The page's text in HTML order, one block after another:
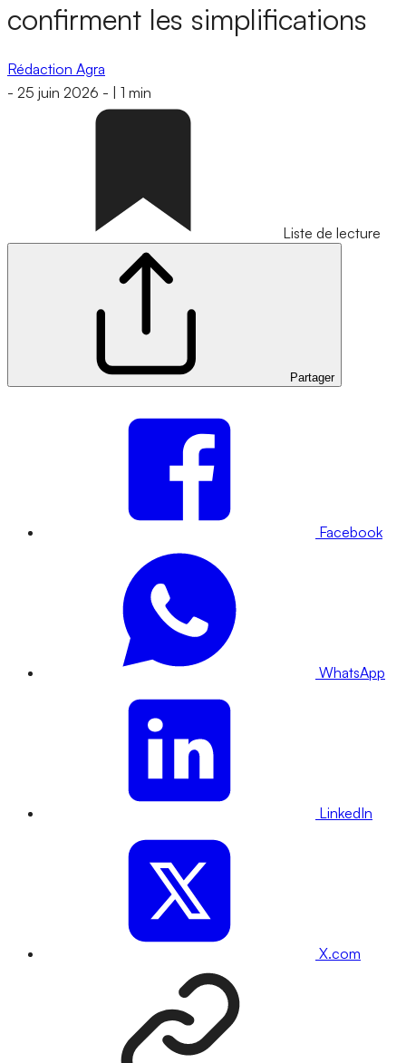
confirment les simplifications
Rédaction Agra
- 25 juin 2026 - 1 min
Liste de lecture
Partager
Facebook
WhatsApp
LinkedIn
X.com